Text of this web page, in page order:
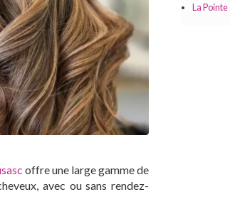
offre une large gamme de
avec ou sans rendez-
La Pointe